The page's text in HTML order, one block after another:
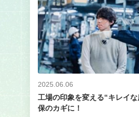
2025.06.06
工場の印象を変える“キレイ
保のカギに！